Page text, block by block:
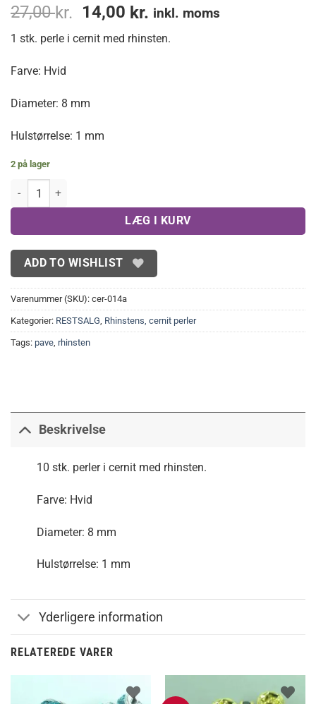
27,00kr. Den
pris
14,00 kr. Den
pris
inkl. moms
1 stk. perle i cernit med rhinsten.
Farve: Hvid
Diameter: 8 mm
Hulstørrelse: 1 mm
2 på lager
8 mm Hvide Perler i cernit med rhinsten (10 stk.) antal
LÆG I KURV
ADD TO WISHLIST
Varenummer (SKU): cer-014a
Kategorier: RESTSALG, Rhinstens, cernit perler
Tags: pave, rhinsten
Beskrivelse
10 stk. perler i cernit med rhinsten.
Farve: Hvid
Diameter: 8 mm
Hulstørrelse: 1 mm
Yderligere information
RELATEREDE VARER